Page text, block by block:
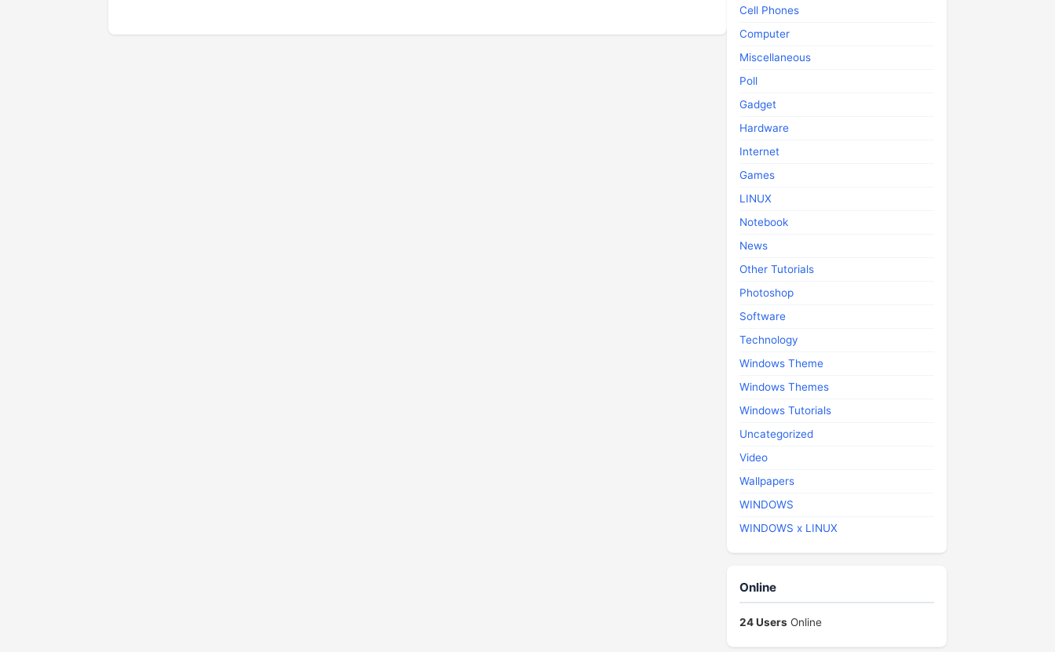
Cell Phones
Computer
Miscellaneous
Poll
Gadget
Hardware
Internet
Games
LINUX
Notebook
News
Other Tutorials
Photoshop
Software
Technology
Windows Theme
Windows Themes
Windows Tutorials
Uncategorized
Video
Wallpapers
WINDOWS
WINDOWS x LINUX
Online
24 Users Online